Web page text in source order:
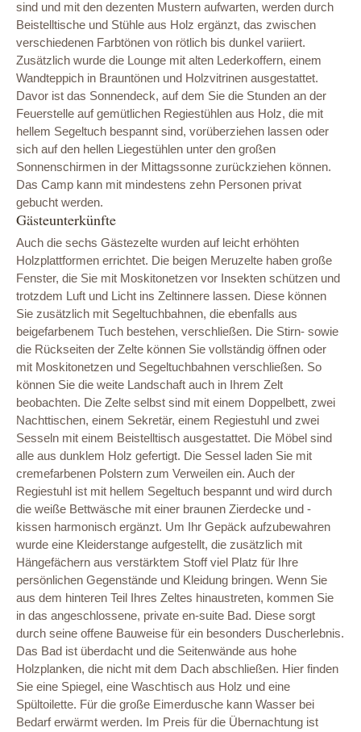
sind und mit den dezenten Mustern aufwarten, werden durch
Beistelltische und Stühle aus Holz ergänzt, das zwischen
verschiedenen Farbtönen von rötlich bis dunkel variiert.
Zusätzlich wurde die Lounge mit alten Lederkoffern, einem
Wandteppich in Brauntönen und Holzvitrinen ausgestattet.
Davor ist das Sonnendeck, auf dem Sie die Stunden an der
Feuerstelle auf gemütlichen Regiestühlen aus Holz, die mit
hellem Segeltuch bespannt sind, vorüberziehen lassen oder
sich auf den hellen Liegestühlen unter den großen
Sonnenschirmen in der Mittagssonne zurückziehen können.
Das Camp kann mit mindestens zehn Personen privat
gebucht werden.
Gästeunterkünfte
Auch die sechs Gästezelte wurden auf leicht erhöhten
Holzplattformen errichtet. Die beigen Meruzelte haben große
Fenster, die Sie mit Moskitonetzen vor Insekten schützen und
trotzdem Luft und Licht ins Zeltinnere lassen. Diese können
Sie zusätzlich mit Segeltuchbahnen, die ebenfalls aus
beigefarbenem Tuch bestehen, verschließen. Die Stirn- sowie
die Rückseiten der Zelte können Sie vollständig öffnen oder
mit Moskitonetzen und Segeltuchbahnen verschließen. So
können Sie die weite Landschaft auch in Ihrem Zelt
beobachten. Die Zelte selbst sind mit einem Doppelbett, zwei
Nachttischen, einem Sekretär, einem Regiestuhl und zwei
Sesseln mit einem Beistelltisch ausgestattet. Die Möbel sind
alle aus dunklem Holz gefertigt. Die Sessel laden Sie mit
cremefarbenen Polstern zum Verweilen ein. Auch der
Regiestuhl ist mit hellem Segeltuch bespannt und wird durch
die weiße Bettwäsche mit einer braunen Zierdecke und -
kissen harmonisch ergänzt. Um Ihr Gepäck aufzubewahren
wurde eine Kleiderstange aufgestellt, die zusätzlich mit
Hängefächern aus verstärktem Stoff viel Platz für Ihre
persönlichen Gegenstände und Kleidung bringen. Wenn Sie
aus dem hinteren Teil Ihres Zeltes hinaustreten, kommen Sie
in das angeschlossene, private en-suite Bad. Diese sorgt
durch seine offene Bauweise für ein besonders Duscherlebnis.
Das Bad ist überdacht und die Seitenwände aus hohe
Holzplanken, die nicht mit dem Dach abschließen. Hier finden
Sie eine Spiegel, eine Waschtisch aus Holz und eine
Spültoilette. Für die große Eimerdusche kann Wasser bei
Bedarf erwärmt werden. Im Preis für die Übernachtung ist